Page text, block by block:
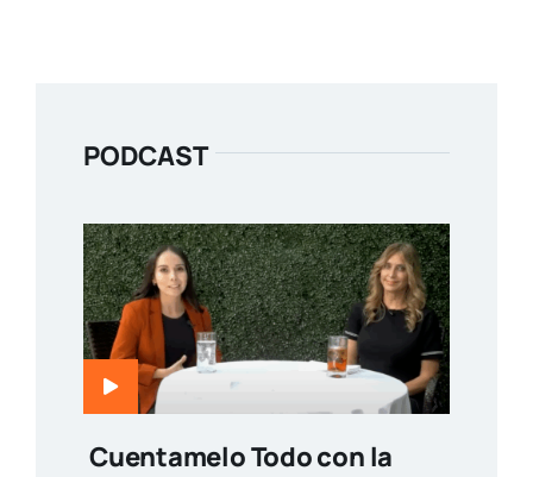
PODCAST
Cuentamelo Todo con la